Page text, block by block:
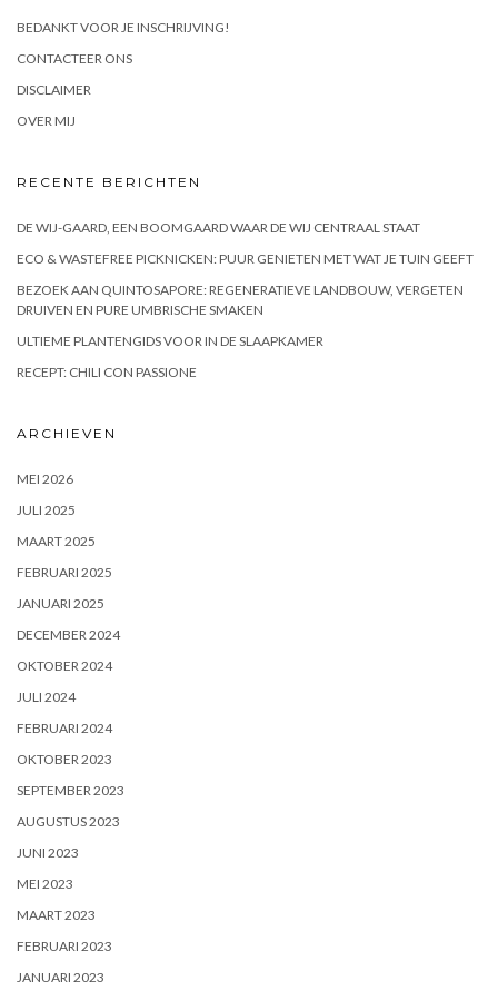
BEDANKT VOOR JE INSCHRIJVING!
CONTACTEER ONS
DISCLAIMER
OVER MIJ
RECENTE BERICHTEN
DE WIJ-GAARD, EEN BOOMGAARD WAAR DE WIJ CENTRAAL STAAT
ECO & WASTEFREE PICKNICKEN: PUUR GENIETEN MET WAT JE TUIN GEEFT
BEZOEK AAN QUINTOSAPORE: REGENERATIEVE LANDBOUW, VERGETEN
DRUIVEN EN PURE UMBRISCHE SMAKEN
ULTIEME PLANTENGIDS VOOR IN DE SLAAPKAMER
RECEPT: CHILI CON PASSIONE
ARCHIEVEN
MEI 2026
JULI 2025
MAART 2025
FEBRUARI 2025
JANUARI 2025
DECEMBER 2024
OKTOBER 2024
JULI 2024
FEBRUARI 2024
OKTOBER 2023
SEPTEMBER 2023
AUGUSTUS 2023
JUNI 2023
MEI 2023
MAART 2023
FEBRUARI 2023
JANUARI 2023